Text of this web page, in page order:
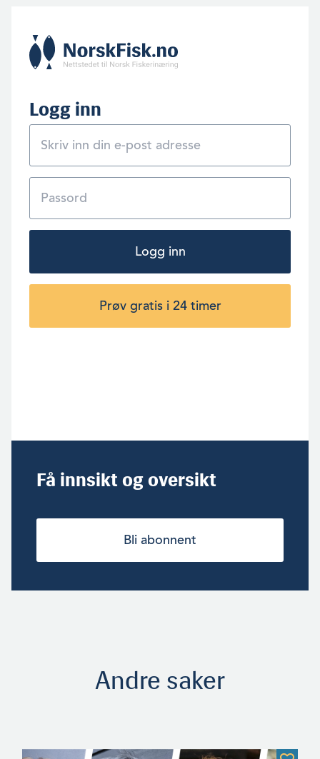
Logg inn
Logg inn
Prøv gratis i 24 timer
Få innsikt og oversikt
Bli abonnent
Andre saker